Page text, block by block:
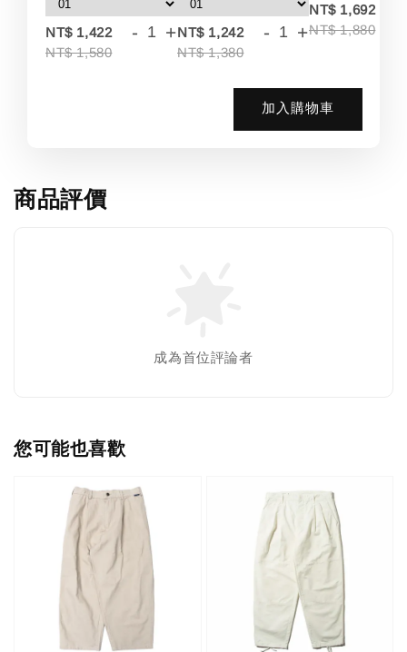
NT$ 1,422
NT$ 1,580
- +NT$ 1,242
NT$ 1,380
- +
NT$ 1,692
NT$ 1,880
加入購物車
商品評價
成為首位評論者
您可能也喜歡